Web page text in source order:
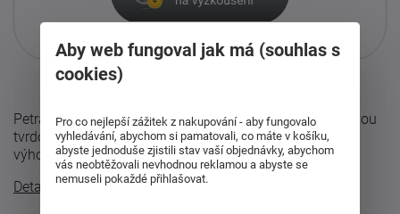
Více informacío službě.
Petra je kvalitní pružinová matrace s možností volby dvou
tvrdostí, která v sobě spojuje komfort elastických pěn a
výhody klasického ...
Detailní popis
Aby web fungoval jak má (souhlas s
cookies)
Pro co nejlepší zážitek z nakupování - aby fungovalo
vyhledávání, abychom si pamatovali, co máte v košíku,
abyste jednoduše zjistili stav vaší objednávky, abychom
vás neobtěžovali nevhodnou reklamou a abyste se
nemuseli pokaždé přihlašovat.